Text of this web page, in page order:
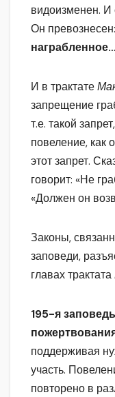
видоизменен. И
Он превознесен:
И в трактате
запрещение
т.е. такой
повеление, как
этот запрет.
говорит: «Не
«Должен он
Законы,
заповеди,
главах трактата
195-я
поддерживая
участь.
повторено в